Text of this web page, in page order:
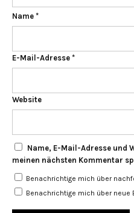
Name *
E-Mail-Adresse *
Website
Name, E-Mail-Adresse und
meinen nächsten Kommentar
Benachrichtige mich über
Benachrichtige mich über neue